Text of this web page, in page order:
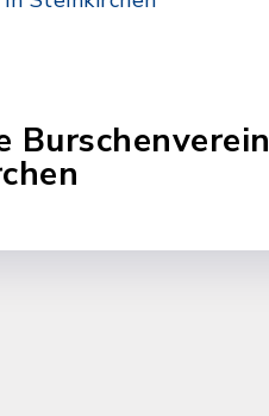
Burschenverein